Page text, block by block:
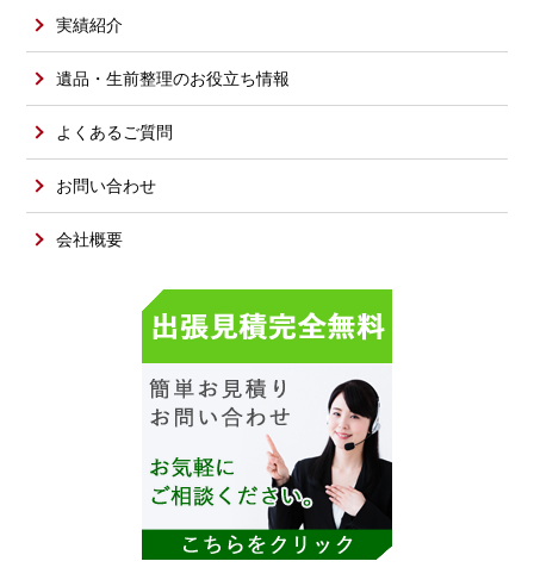
実績紹介
遺品・生前整理のお役立ち情報
よくあるご質問
お問い合わせ
会社概要